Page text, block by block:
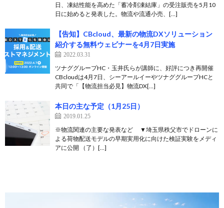
日、凍結性能を高めた「蓄冷剤凍結庫」の受注販売を5月10
日に始めると発表した。物流や流通小売、[…]
【告知】CBcloud、最新の物流DXソリューション
紹介する無料ウェビナーを4月7日実施
2022.03.31
ツナググループHC・玉井氏らが講師に、好評につき再開催
CBcloudは4月7日、シーアールイーやツナググループHCと
共同で「【物流担当必見】物流DX[…]
本日の主な予定（1月25日）
2019.01.25
※物流関連の主要な発表など ▼埼玉県秩父市でドローンに
よる荷物配送モデルの早期実用化に向けた検証実験をメディ
アに公開 （了）[…]